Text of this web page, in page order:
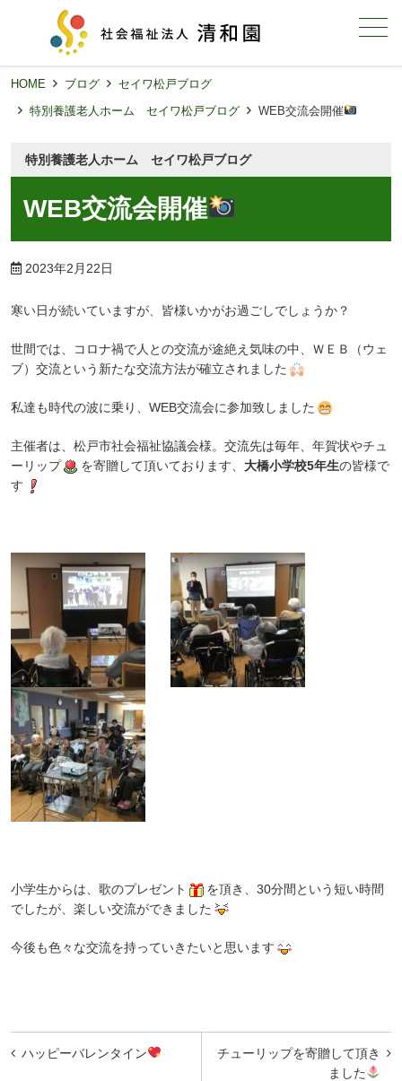
メニュー
HOME ブログ
セイワ松戸ブログ
特別養護老人ホーム セイワ松戸ブログ
WEB交流会開催
特別養護老人ホーム セイワ松戸ブログ
WEB交流会開催
2023年2月22日
寒い日が続いていますが、皆様いかがお過ごしでしょうか？
世間では、コロナ禍で人との交流が途絶え気味の中、ＷＥＢ（ウェ
ブ）交流という新たな交流方法が確立されました
私達も時代の波に乗り、WEB交流会に参加致しました
主催者は、松戸市社会福祉協議会様。交流先は毎年、年賀状やチュ
ーリップ
を寄贈して頂いております、 大橋小学校5年生の皆様で
す
小学生からは、歌のプレゼント
を頂き、30分間という短い時間
でしたが、楽しい交流ができました
今後も色々な交流を持っていきたいと思います
投
チューリップを寄贈して頂き
ました
ハッピーバレンタイン